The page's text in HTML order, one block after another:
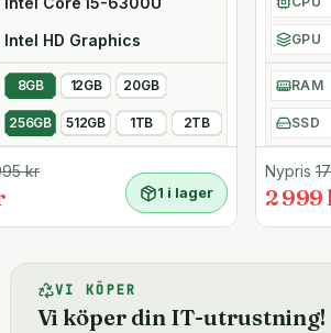
dina datorer snabbare,
aspekter.
kan hjälpa dig med
4
Intel HD Graphics
8GB 12GB 20GB
256GB 512GB 1TB 2TB
kr
1 i lager
GPU
RAM
SSD
Nypris
2 999
VI KÖPER
Vi köper din IT-utrustning!